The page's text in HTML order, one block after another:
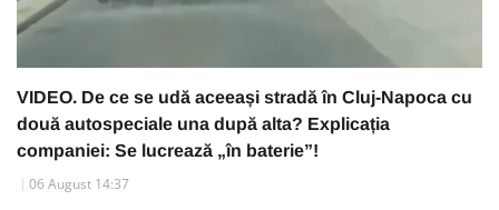
VIDEO. De ce se udă aceeași stradă în Cluj-Napoca cu
două autospeciale una după alta? Explicația
companiei: Se lucrează „în baterie”!
06 August 14:37